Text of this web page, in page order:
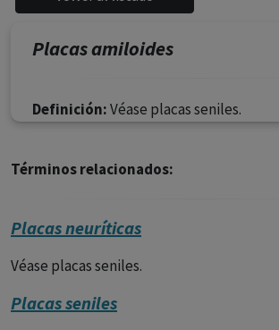
facultados prescribir medicamentos y
caso concreto, el tratamiento más
Placas amiloides
Definición:Véase placas seniles.
Términos relacionados:
Placas neuríticas
Véase placas seniles.
Placas seniles